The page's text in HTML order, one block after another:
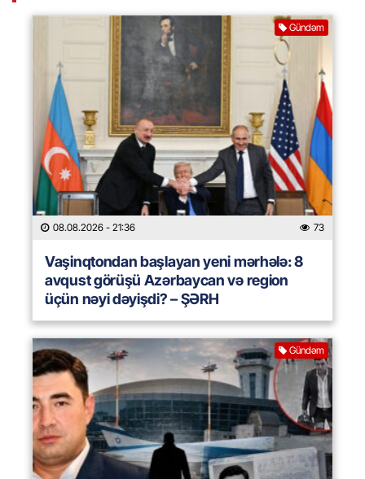
Gündəm
08.08.2026 - 21:36 73
Vaşinqtondan başlayan yeni mərhələ: 8
avqust görüşü Azərbaycan və region
üçün nəyi dəyişdi? – ŞƏRH
Gündəm